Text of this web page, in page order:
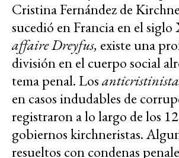
Cristina Fernández de
sucedió en Francia en el
affaire Dreyfus, existe una
división en el cuerpo social
tema penal. Los
en casos indudables de
registraron a lo largo de los
gobiernos kirchneristas.
resueltos con condenas